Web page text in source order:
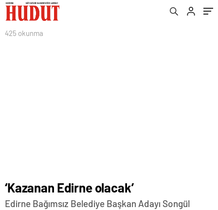
425 okunma
‘Kazanan Edirne olacak’
Edirne Bağımsız Belediye Başkan Adayı Songül